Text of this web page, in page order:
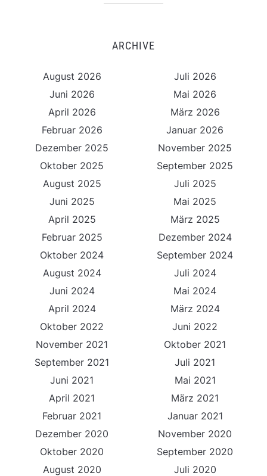
ARCHIVE
August 2026
Juli 2026
Juni 2026
Mai 2026
April 2026
März 2026
Februar 2026
Januar 2026
Dezember 2025
November 2025
Oktober 2025
September 2025
August 2025
Juli 2025
Juni 2025
Mai 2025
April 2025
März 2025
Februar 2025
Dezember 2024
Oktober 2024
September 2024
August 2024
Juli 2024
Juni 2024
Mai 2024
April 2024
März 2024
Oktober 2022
Juni 2022
November 2021
Oktober 2021
September 2021
Juli 2021
Juni 2021
Mai 2021
April 2021
März 2021
Februar 2021
Januar 2021
Dezember 2020
November 2020
Oktober 2020
September 2020
August 2020
Juli 2020